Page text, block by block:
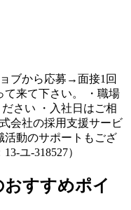
ブから応募→面接1回
来て下さい。 ・職場
さい ・入社日はご相
会社の採用支援サービ
活動のサポートもござ
ユ-318527）
すすめポイ